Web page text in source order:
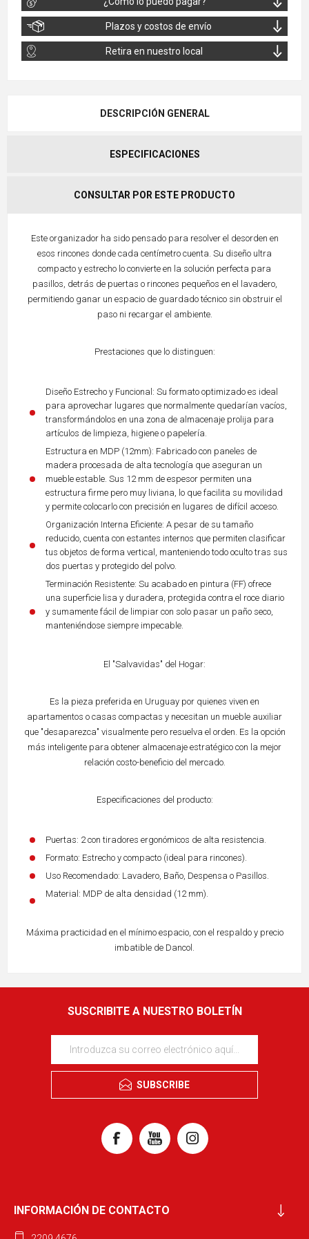
Plazos y costos de envío
Retira en nuestro local
DESCRIPCIÓN GENERAL
ESPECIFICACIONES
CONSULTAR POR ESTE PRODUCTO
Este organizador ha sido pensado para resolver el desorden en
esos rincones donde cada centímetro cuenta. Su diseño ultra
compacto y estrecho lo convierte en la solución perfecta para
pasillos, detrás de puertas o rincones pequeños en el lavadero,
permitiendo ganar un espacio de guardado técnico sin obstruir el
paso ni recargar el ambiente.
Prestaciones que lo distinguen:
Diseño Estrecho y Funcional: Su formato optimizado es ideal
para aprovechar lugares que normalmente quedarían vacíos,
transformándolos en una zona de almacenaje prolija para
artículos de limpieza, higiene o papelería.
Estructura en MDP (12mm): Fabricado con paneles de
madera procesada de alta tecnología que aseguran un
mueble estable. Sus 12 mm de espesor permiten una
estructura firme pero muy liviana, lo que facilita su movilidad
y permite colocarlo con precisión en lugares de difícil acceso.
Organización Interna Eficiente: A pesar de su tamaño
reducido, cuenta con estantes internos que permiten clasificar
tus objetos de forma vertical, manteniendo todo oculto tras sus
dos puertas y protegido del polvo.
Terminación Resistente: Su acabado en pintura (FF) ofrece
una superficie lisa y duradera, protegida contra el roce diario
y sumamente fácil de limpiar con solo pasar un paño seco,
manteniéndose siempre impecable.
El "Salvavidas" del Hogar:
Es la pieza preferida en Uruguay por quienes viven en
apartamentos o casas compactas y necesitan un mueble auxiliar
que "desaparezca" visualmente pero resuelva el orden. Es la opción
más inteligente para obtener almacenaje estratégico con la mejor
relación costo-beneficio del mercado.
Especificaciones del producto:
Puertas: 2 con tiradores ergonómicos de alta resistencia.
Formato: Estrecho y compacto (ideal para rincones).
Uso Recomendado: Lavadero, Baño, Despensa o Pasillos.
Material: MDP de alta densidad (12 mm).
Máxima practicidad en el mínimo espacio, con el respaldo y precio
imbatible de Dancol.
SUSCRIBITE A NUESTRO BOLETÍN
SUBSCRIBE
INFORMACIÓN DE CONTACTO